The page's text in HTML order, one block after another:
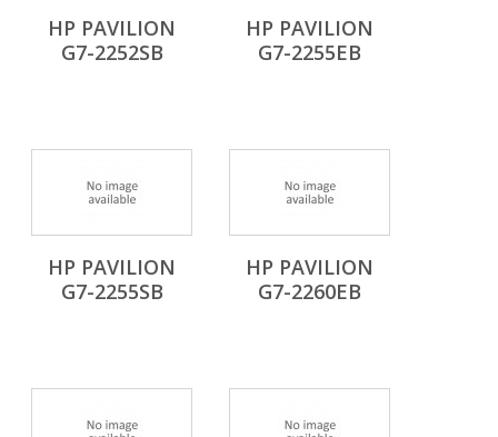
HP PAVILION
G7-2252SB
HP PAVILION
G7-2255EB
HP PAVILION
G7-2255SB
HP PAVILION
G7-2260EB